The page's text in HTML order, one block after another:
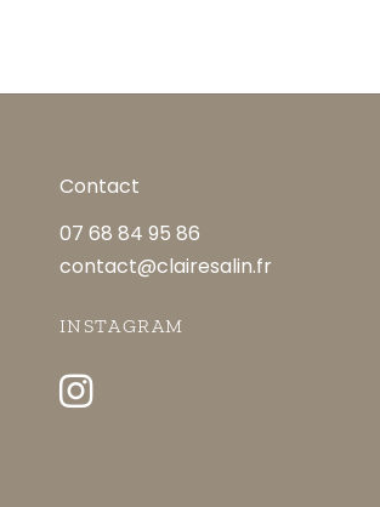
Contact
07 68 84 95 86
contact@clairesalin.fr
INSTAGRAM